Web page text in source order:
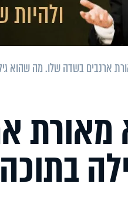
ארנבים בשדה שלו. מה שהוא